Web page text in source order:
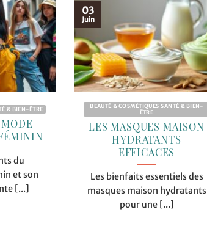
& BIEN-ÊTRE
du
et son
[...]
BEAUTÉ & COSMÉTIQUES SANTÉ & BIEN-
ÊTRE
LES MASQUES MAISON
HYDRATANTS
EFFICACES
Les bienfaits essentiels des
masques maison hydratants
pour une [...]
03
Juin